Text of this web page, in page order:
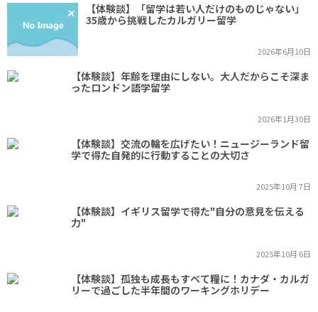
【体験談】「留学は若い人だけのものじゃない」
35歳から挑戦したカルガリー留学
2026年6月10日
【体験談】年齢を理由にしない。大人だからこそ深ま
ったロンドン語学留学
2026年1月30日
【体験談】交流の輪を広げたい！ニュージーランド留
学で得た自発的に行動することの大切さ
2025年10月 7日
【体験談】イギリス留学で得た"自分の意見を伝える
力"
2025年10月 6日
【体験談】孤独も成長もすべて糧に！カナダ・カルガ
リーで過ごした半年間のワーキングホリデー